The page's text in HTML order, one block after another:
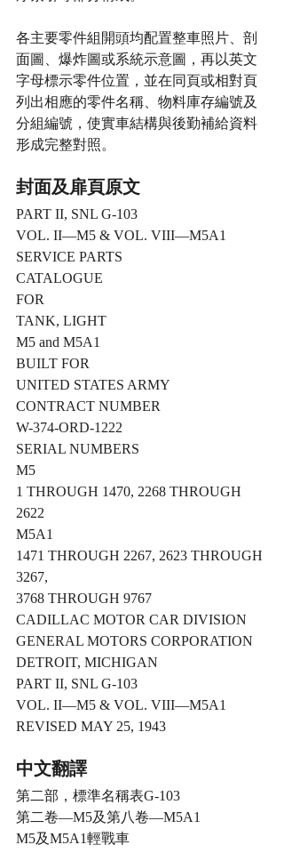
各主要零件組開頭均配置整車照片、剖
面圖、爆炸圖或系統示意圖，再以英文
字母標示零件位置，並在同頁或相對頁
列出相應的零件名稱、物料庫存編號及
分組編號，使實車結構與後勤補給資料
形成完整對照。
封面及扉頁原文
PART II, SNL G-103
VOL. II—M5 & VOL. VIII—M5A1
SERVICE PARTS
CATALOGUE
FOR
TANK, LIGHT
M5 and M5A1
BUILT FOR
UNITED STATES ARMY
CONTRACT NUMBER
W-374-ORD-1222
SERIAL NUMBERS
M5
1 THROUGH 1470, 2268 THROUGH
2622
M5A1
1471 THROUGH 2267, 2623 THROUGH
3267,
3768 THROUGH 9767
CADILLAC MOTOR CAR DIVISION
GENERAL MOTORS CORPORATION
DETROIT, MICHIGAN
PART II, SNL G-103
VOL. II—M5 & VOL. VIII—M5A1
REVISED MAY 25, 1943
中文翻譯
第二部，標準名稱表G-103
第二卷—M5及第八卷—M5A1
M5及M5A1輕戰車